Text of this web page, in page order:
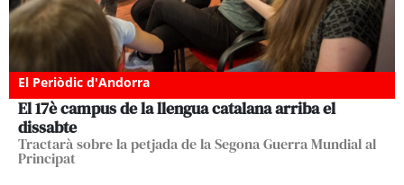
El Periòdic d'Andorra
El 17è campus de la llengua catalana arriba el
dissabte
Tractarà sobre la petjada de la Segona Guerra Mundial al
Principat